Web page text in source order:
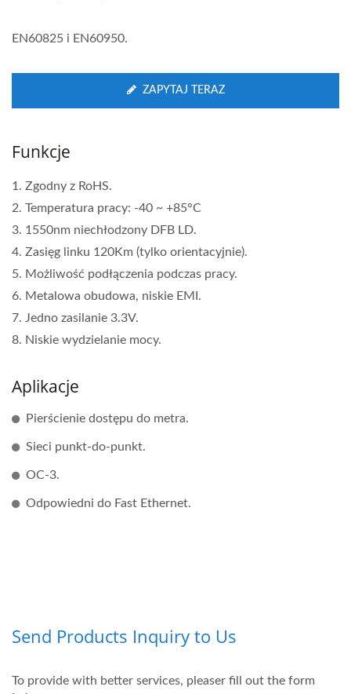
EN60825 i EN60950.
ZAPYTAJ TERAZ
Funkcje
1. Zgodny z RoHS.
2. Temperatura pracy: -40 ~ +85°C
3. 1550nm niechłodzony DFB LD.
4. Zasięg linku 120Km (tylko orientacyjnie).
5. Możliwość podłączenia podczas pracy.
6. Metalowa obudowa, niskie EMI.
7. Jedno zasilanie 3.3V.
8. Niskie wydzielanie mocy.
Aplikacje
Pierścienie dostępu do metra.
Sieci punkt-do-punkt.
OC-3.
Odpowiedni do Fast Ethernet.